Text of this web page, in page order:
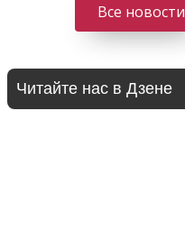
Все новости
Читайте нас в Дзене